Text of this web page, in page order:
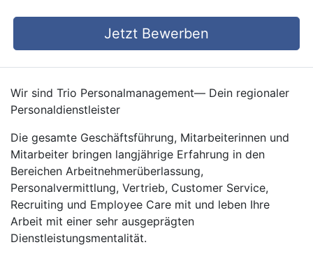
Jetzt Bewerben
Wir sind Trio Personalmanagement— Dein regionaler
Personaldienstleister
Die gesamte Geschäftsführung, Mitarbeiterinnen und
Mitarbeiter bringen langjährige Erfahrung in den
Bereichen Arbeitnehmerüberlassung,
Personalvermittlung, Vertrieb, Customer Service,
Recruiting und Employee Care mit und leben Ihre
Arbeit mit einer sehr ausgeprägten
Dienstleistungsmentalität.